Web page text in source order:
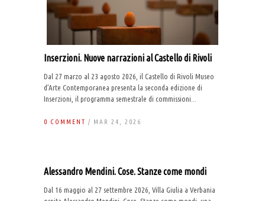
Inserzioni. Nuove narrazioni al Castello di Rivoli
Dal 27 marzo al 23 agosto 2026, il Castello di Rivoli Museo
d’Arte Contemporanea presenta la seconda edizione di
Inserzioni, il programma semestrale di commissioni...
0 COMMENT / MAR 24, 2026
Alessandro Mendini. Cose. Stanze come mondi
Dal 16 maggio al 27 settembre 2026, Villa Giulia a Verbania